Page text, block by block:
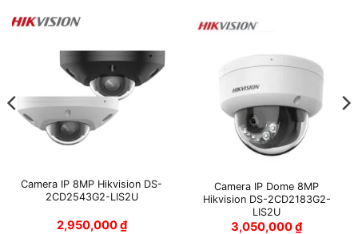
Camera IP 8MP Hikvision DS-
2CD2543G2-LIS2U
2,950,000₫
Camera IP Dome 8MP
Hikvision DS-2CD2183G2-
LIS2U
3,050,000₫